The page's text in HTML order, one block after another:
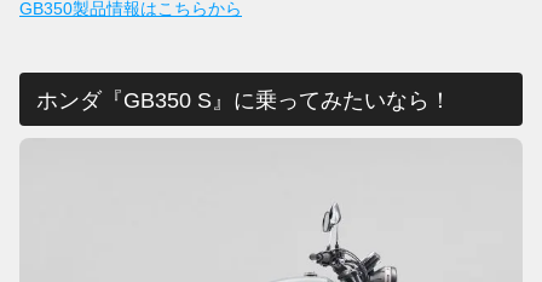
GB350製品情報はこちらから
ホンダ『GB350 S』に乗ってみたいなら！